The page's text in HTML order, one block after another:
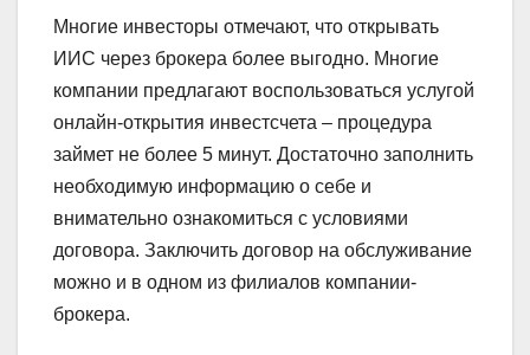
Многие инвесторы отмечают, что открывать
ИИС через брокера более выгодно. Многие
компании предлагают воспользоваться услугой
онлайн-открытия инвестсчета – процедура
займет не более 5 минут. Достаточно заполнить
необходимую информацию о себе и
внимательно ознакомиться с условиями
договора. Заключить договор на обслуживание
можно и в одном из филиалов компании-
брокера.